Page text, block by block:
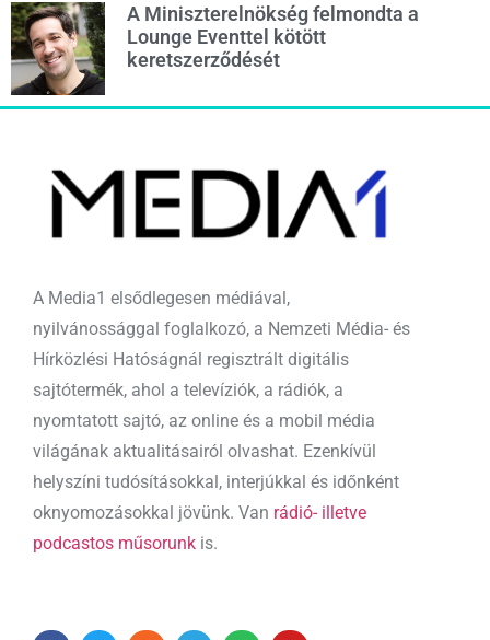
A Miniszterelnökség felmondta a
Lounge Eventtel kötött
keretszerződését
A Media1 elsődlegesen médiával,
nyilvánossággal foglalkozó, a Nemzeti Média- és
Hírközlési Hatóságnál regisztrált digitális
sajtótermék, ahol a televíziók, a rádiók, a
nyomtatott sajtó, az online és a mobil média
világának aktualitásairól olvashat. Ezenkívül
helyszíni tudósításokkal, interjúkkal és időnként
oknyomozásokkal jövünk. Van rádió- illetve
podcastos műsorunk is.